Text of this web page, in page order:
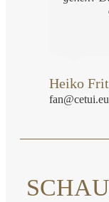
Heiko
fan@cetui.eu